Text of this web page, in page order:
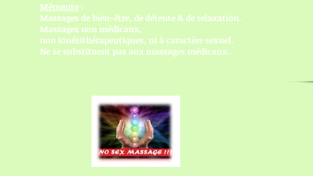
Mémento :
Massages de bien-être, de détente & de relaxation.
Massages non médicaux,
non kinésithérapeutiques, ni à caractère sexuel.
Ne se substituent pas aux massages médicaux.